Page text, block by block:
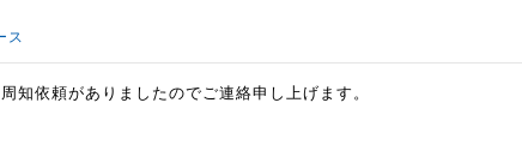
ス
知依頼がありましたのでご連絡申し上げます。